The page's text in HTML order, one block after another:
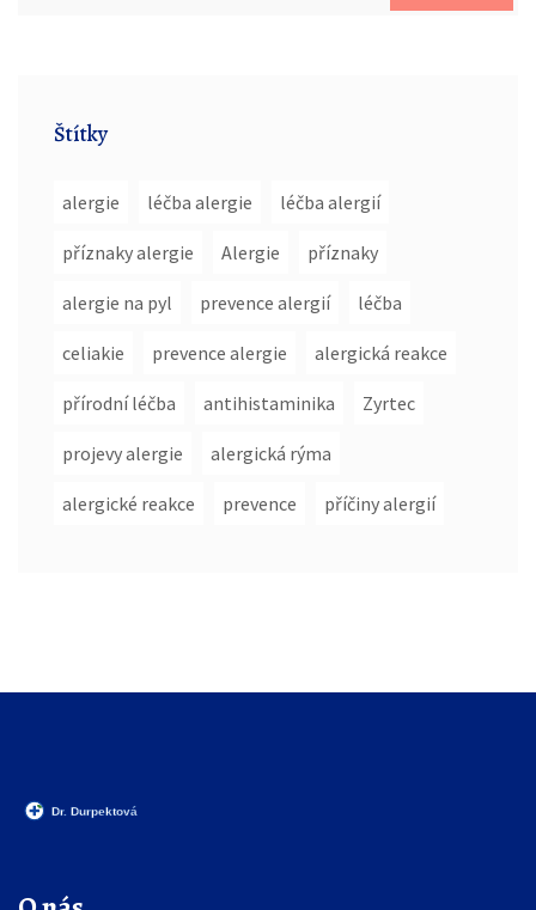
Štítky
alergie léčba alergie léčba alergií
příznaky alergie Alergie příznaky
alergie na pyl prevence alergií léčba
celiakie prevence alergie alergická reakce
přírodní léčba antihistaminika Zyrtec
projevy alergie alergická rýma
alergické reakce prevence příčiny alergií